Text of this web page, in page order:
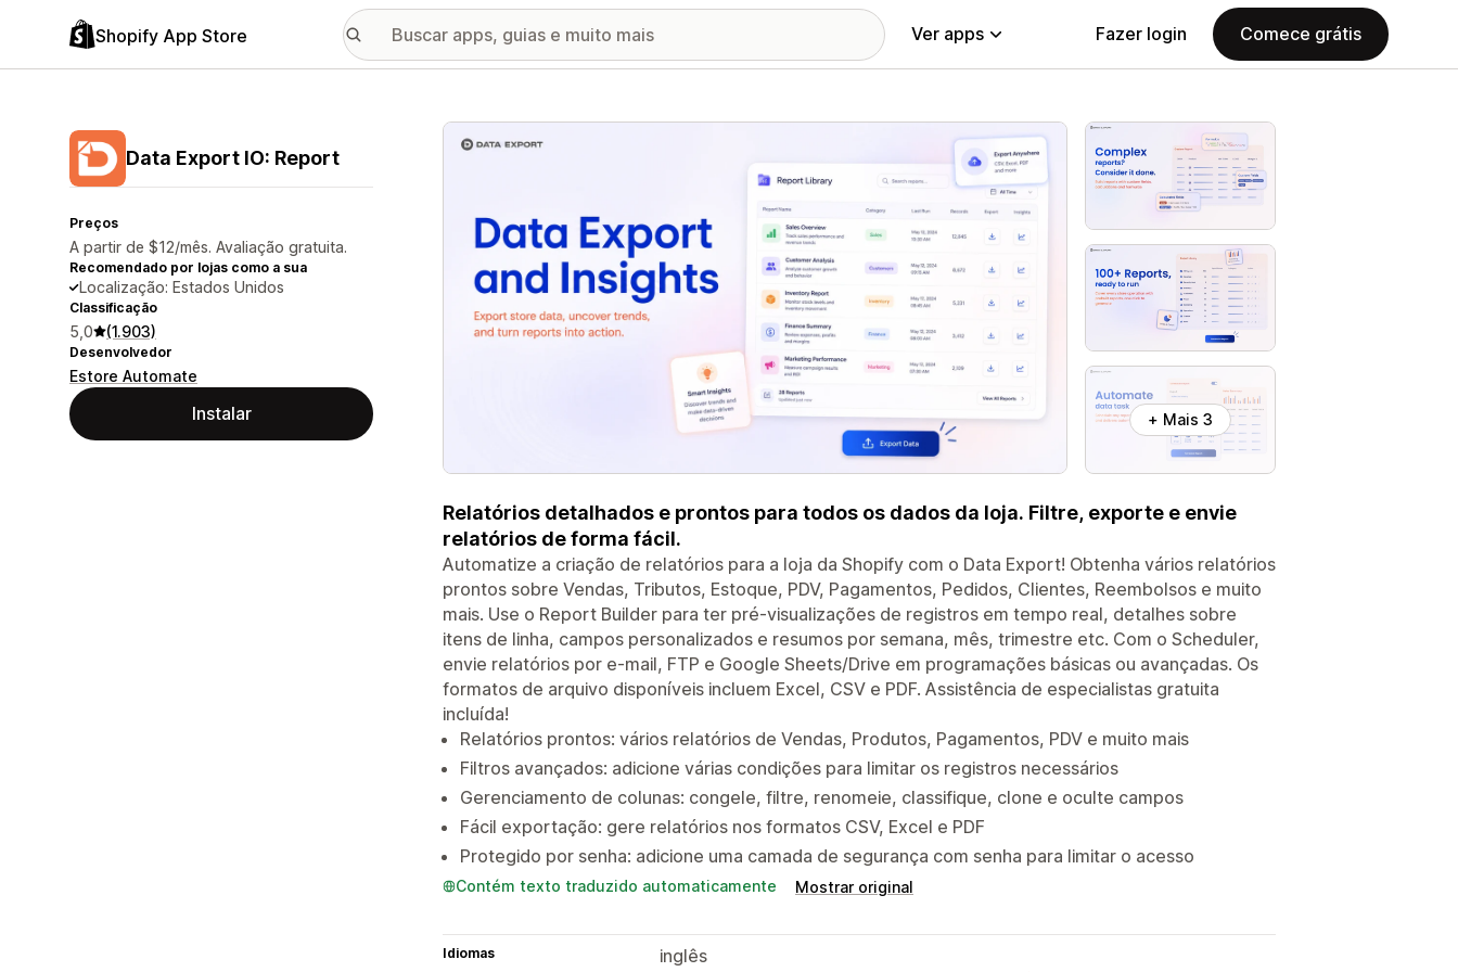
Shopify App Store Ver apps Fazer login Comece grátis
Data Export IO: Report
Preços
A partir de $12/mês. Avaliação gratuita.
Recomendado por lojas como a sua
Localização: Estados Unidos
Classificação
5,0 (1.903)
Desenvolvedor
Estore Automate
Instalar
Galeria de imagens em destaque
+ Mais 3
Relatórios detalhados e prontos para todos os dados da loja. Filtre, exporte e envie
relatórios de forma fácil.
Automatize a criação de relatórios para a loja da Shopify com o Data Export! Obtenha vários relatórios
prontos sobre Vendas, Tributos, Estoque, PDV, Pagamentos, Pedidos, Clientes, Reembolsos e muito
mais. Use o Report Builder para ter pré-visualizações de registros em tempo real, detalhes sobre
itens de linha, campos personalizados e resumos por semana, mês, trimestre etc. Com o Scheduler,
envie relatórios por e-mail, FTP e Google Sheets/Drive em programações básicas ou avançadas. Os
formatos de arquivo disponíveis incluem Excel, CSV e PDF. Assistência de especialistas gratuita
incluída!
Relatórios prontos: vários relatórios de Vendas, Produtos, Pagamentos, PDV e muito mais
Filtros avançados: adicione várias condições para limitar os registros necessários
Gerenciamento de colunas: congele, filtre, renomeie, classifique, clone e oculte campos
Fácil exportação: gere relatórios nos formatos CSV, Excel e PDF
Protegido por senha: adicione uma camada de segurança com senha para limitar o acesso
Contém texto traduzido automaticamente Mostrar original
Idiomas
inglês